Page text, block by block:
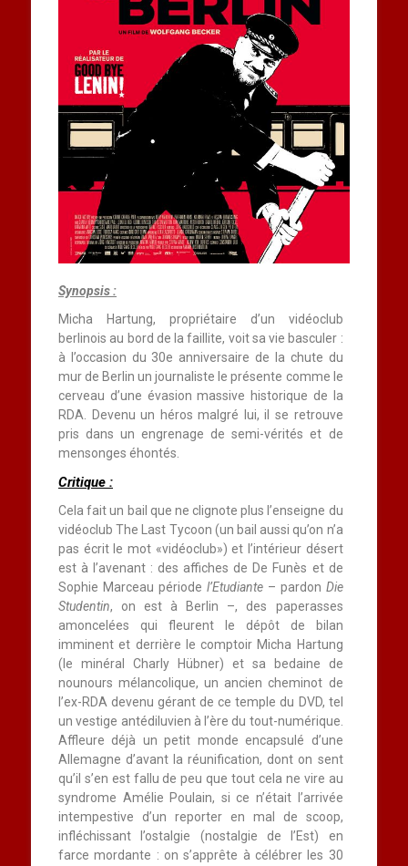
Synopsis:
Micha Hartung, propriétaire d’un vidéoclub
berlinois au bord de la faillite, voit sa vie basculer :
à l’occasion du 30e anniversaire de la chute du
mur de Berlin un journaliste le présente comme le
cerveau d’une évasion massive historique de la
RDA. Devenu un héros malgré lui, il se retrouve
pris dans un engrenage de semi-vérités et de
mensonges éhontés.
Critique :
Cela fait un bail que ne clignote plus l’enseigne du
vidéoclub The Last Tycoon (un bail aussi qu’on n’a
pas écrit le mot «vidéoclub») et l’intérieur désert
est à l’avenant : des affiches de De Funès et de
Sophie Marceau période l’Etudiante– pardon Die
Studentin, on est à Berlin –, des paperasses
amoncelées qui fleurent le dépôt de bilan
imminent et derrière le comptoir Micha Hartung
(le minéral Charly Hübner) et sa bedaine de
nounours mélancolique, un ancien cheminot de
l’ex-RDA devenu gérant de ce temple du DVD, tel
un vestige antédiluvien à l’ère du tout-numérique.
Affleure déjà un petit monde encapsulé d’une
Allemagne d’avant la réunification, dont on sent
qu’il s’en est fallu de peu que tout cela ne vire au
syndrome Amélie Poulain, si ce n’était l’arrivée
intempestive d’un reporter en mal de scoop,
infléchissant l’ostalgie (nostalgie de l’Est) en
farce mordante : on s’apprête à célébrer les 30